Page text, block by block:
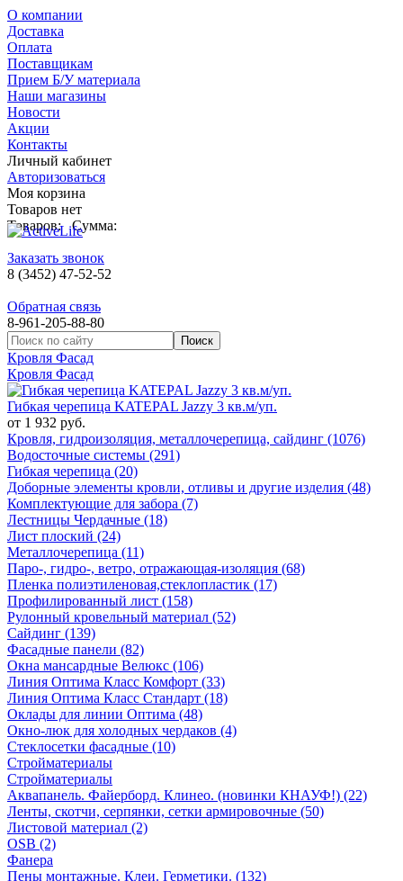
О компании
Доставка
Оплата
Поставщикам
Прием Б/У материала
Наши магазины
Новости
Акции
Контакты
Личный кабинет
Авторизоваться
Моя корзина
Товаров нет
Товаров: Сумма:
Заказать звонок
8 (3452) 47-52-52
Обратная связь
8-961-205-88-80
Кровля Фасад
Кровля Фасад
Гибкая черепица KATEPAL Jazzy 3 кв.м/уп.
от 1 932 руб.
Кровля, гидроизоляция, металлочерепица, сайдинг (1076)
Водосточные системы (291)
Гибкая черепица (20)
Доборные элементы кровли, отливы и другие изделия (48)
Комплектующие для забора (7)
Лестницы Чердачные (18)
Лист плоский (24)
Металлочерепица (11)
Паро-, гидро-, ветро, отражающая-изоляция (68)
Пленка полиэтиленовая,стеклопластик (17)
Профилированный лист (158)
Рулонный кровельный материал (52)
Сайдинг (139)
Фасадные панели (82)
Окна мансардные Велюкс (106)
Линия Оптима Класс Комфорт (33)
Линия Оптима Класс Стандарт (18)
Оклады для линии Оптима (48)
Окно-люк для холодных чердаков (4)
Стеклосетки фасадные (10)
Стройматериалы
Стройматериалы
Аквапанель. Файерборд. Клинео. (новинки КНАУФ!) (22)
Ленты, скотчи, серпянки, сетки армировочные (50)
Листовой материал (2)
OSB (2)
Фанера
Пены монтажные. Клеи. Герметики. (132)